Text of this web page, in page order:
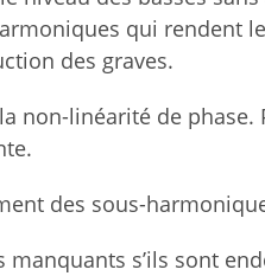
qui rendent
des graves.
non-linéarité de
des sous-
s’ils sont